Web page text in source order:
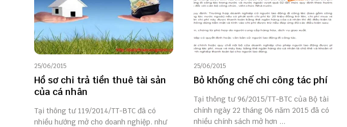
25/06/2015
Hồ sơ chi trả tiền thuê tài sản
của cá nhân
Tại thông tư 119/2014/TT-BTC đã có
nhiều hướng mở cho doanh nghiệp. như
25/06/2015
Bỏ khống chế chi công tác phí
Tại thông tư 96/2015/TT-BTC của Bộ tài
chính ngày 22 tháng 06 năm 2015 đã có
nhiều chính sách mở hơn ...